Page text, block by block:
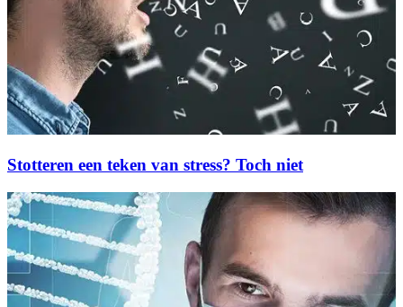
Stotteren een teken van stress? Toch niet